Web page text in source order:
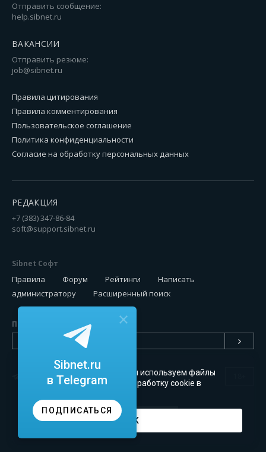
Отправить сообщение:
help.sibnet.ru
ВАКАНСИИ
Отправить резюме:
job@sibnet.ru
Правила цитирования
Правила комментирования
Пользовательское соглашение
Политика конфиденциальности
Согласие на обработку персональных данных
РЕДАКЦИЯ
+7 (383) 347-86-84
soft@support.sibnet.ru
Sibnet Софт
Правила Форум Рейтинги
Написать
администратору
Расширенный поиск
Подписаться на новинки
Чтобы сайт был удобным, мы используем файлы
cookie. Можете запретить обработку cookie в
OK
Sibnet.ru
в Telegram
ПОДПИСАТЬСЯ